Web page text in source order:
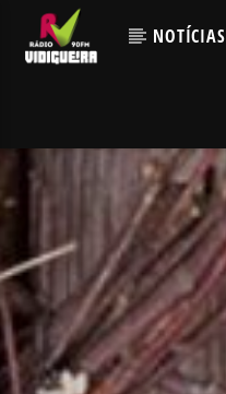
NOTÍCIAS